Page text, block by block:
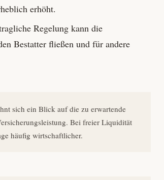
erhöht.
Regelung kann die
Bestatter fließen und für andere
sich ein Blick auf die zu erwartende
Bei freier Liquidität
häufig wirtschaftlicher.